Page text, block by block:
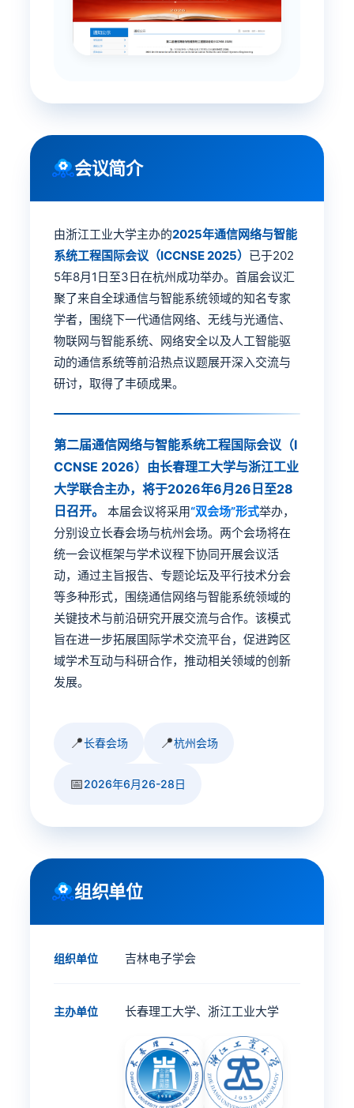
会议简介
由浙江工业大学主办的2025年通信网络与智能
系统工程国际会议（ICCNSE 2025） 已于202
5年8月1日至3日在杭州成功举办。首届会议汇
聚了来自全球通信与智能系统领域的知名专家
学者，围绕下一代通信网络、无线与光通信、
物联网与智能系统、网络安全以及人工智能驱
动的通信系统等前沿热点议题展开深入交流与
研讨，取得了丰硕成果。
第二届通信网络与智能系统工程国际会议（I
CCNSE 2026）由长春理工大学与浙江工业
大学联合主办，将于2026年6月26日至28
日召开。
本届会议将采用“双会场”形式举办，
分别设立长春会场与杭州会场。两个会场将在
统一会议框架与学术议程下协同开展会议活
动，通过主旨报告、专题论坛及平行技术分会
等多种形式，围绕通信网络与智能系统领域的
关键技术与前沿研究开展交流与合作。该模式
旨在进一步拓展国际学术交流平台，促进跨区
域学术互动与科研合作，推动相关领域的创新
发展。
📍长春会场 📍杭州会场
📅2026年6月26-28日
组织单位
组织单位 吉林电子学会
主办单位 长春理工大学、浙江工业大学